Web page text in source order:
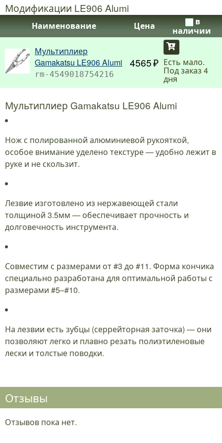
Модификации LE906 Alumi
Наименование Цена
в
наличии
Мультиплиер
Gamakatsu LE906 Alumi
rm-4549018754216
4565 Есть мало.
Под заказ 4
дня
Мультиплиер Gamakatsu LE906 Alumi
Нож с полированной алюминиевой рукояткой,
особое внимание уделено текстуре — удобно лежит в
руке и не скользит.
Лезвие изготовлено из нержавеющей стали
толщиной 3.5мм — обеспечивает прочность и
долговечность инструмента.
Совместим с размерами от #3 до #11. Форма кончика
специально разработана для оптимальной работы с
размерами #5–#10.
На лезвии есть зубцы (серрейторная заточка) — они
позволяют легко и плавно резать полиэтиленовые
лески и толстые поводки.
Отзывы
Отзывов пока нет.